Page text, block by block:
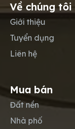
Về chúng tôi
Giới thiệu
Tuyển dụng
Liên hệ
Mua bán
Đất nền
Nhà phố